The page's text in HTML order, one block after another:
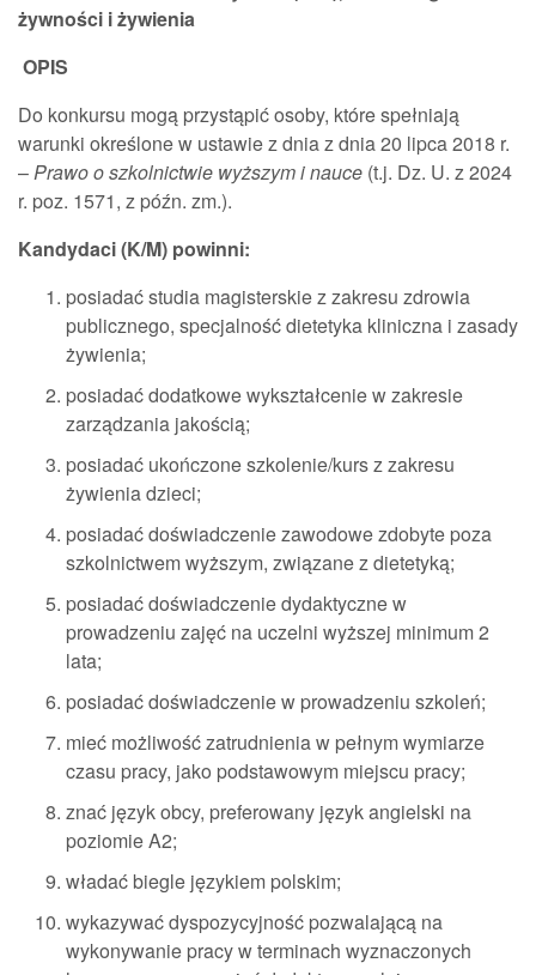
żywności i żywienia
OPIS
Do konkursu mogą przystąpić osoby, które spełniają
warunki określone w ustawie z dnia z dnia 20 lipca 2018 r.
–Prawo o szkolnictwie wyższym i nauce (t.j. Dz. U. z 2024
r. poz. 1571, z późn. zm.).
Kandydaci (K/M) powinni:
posiadać studia magisterskie z zakresu zdrowia
publicznego, specjalność dietetyka kliniczna i zasady
żywienia;
posiadać dodatkowe wykształcenie w zakresie
zarządzania jakością;
posiadać ukończone szkolenie/kurs z zakresu
żywienia dzieci;
posiadać doświadczenie zawodowe zdobyte poza
szkolnictwem wyższym, związane z dietetyką;
posiadać doświadczenie dydaktyczne w
prowadzeniu zajęć na uczelni wyższej minimum 2
lata;
posiadać doświadczenie w prowadzeniu szkoleń;
mieć możliwość zatrudnienia w pełnym wymiarze
czasu pracy, jako podstawowym miejscu pracy;
znać język obcy, preferowany język angielski na
poziomie A2;
władać biegle językiem polskim;
wykazywać dyspozycyjność pozwalającą na
wykonywanie pracy w terminach wyznaczonych